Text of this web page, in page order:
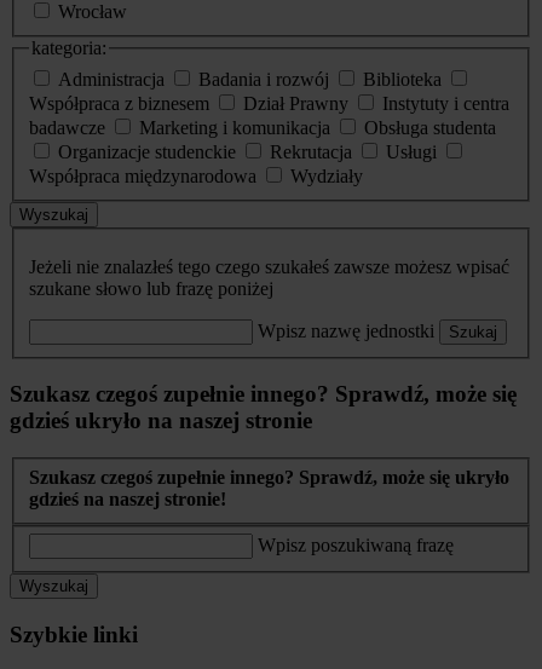
Wrocław
kategoria:
Administracja
Badania i rozwój
Biblioteka
Współpraca z biznesem
Dział Prawny
Instytuty i centra
badawcze
Marketing i komunikacja
Obsługa studenta
Organizacje studenckie
Rekrutacja
Usługi
Współpraca międzynarodowa
Wydziały
Wyszukaj
Jeżeli nie znalazłeś tego czego szukałeś zawsze możesz wpisać
szukane słowo lub frazę poniżej
Wpisz nazwę jednostki Szukaj
Szukasz czegoś zupełnie innego? Sprawdź, może się
gdzieś ukryło na naszej stronie
Szukasz czegoś zupełnie innego? Sprawdź, może się ukryło
gdzieś na naszej stronie!
Wpisz poszukiwaną frazę
Wyszukaj
Szybkie linki